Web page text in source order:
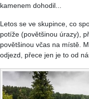
kamenem dohodil...
Letos se ve skupince, co
potíže (povětšinou úrazy),
povětšinou včas na místě.
odjezd, přece jen je to od